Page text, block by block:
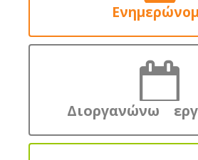
Διοργανώνω